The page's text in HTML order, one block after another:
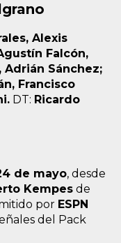
Alexis
Falcón,
Sánchez;
Francisco
DT: Ricardo
de mayo, desde
Kempes de
por ESPN
del Pack